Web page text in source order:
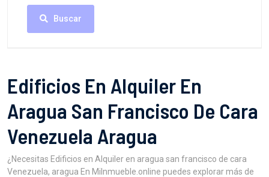
Buscar
Edificios En Alquiler En
Aragua San Francisco De Cara
Venezuela Aragua
¿Necesitas Edificios en Alquiler en aragua san francisco de cara
Venezuela, aragua En MiInmueble.online puedes explorar más de